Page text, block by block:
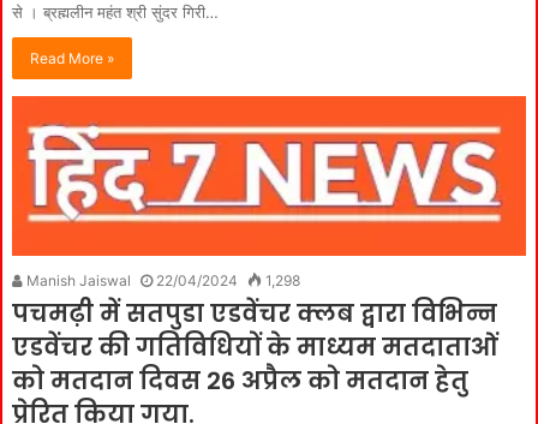
से‌ । ब्रह्मलीन महंत श्री सुंदर गिरी…
Read More »
Manish Jaiswal 22/04/2024 1,298
पचमढ़ी में सतपुडा एडवेंचर क्लब द्वारा विभिन्न
एडवेंचर की गतिविधियों के माध्यम मतदाताओं
को मतदान दिवस 26 अप्रैल को मतदान हेतु
प्रेरित किया गया.